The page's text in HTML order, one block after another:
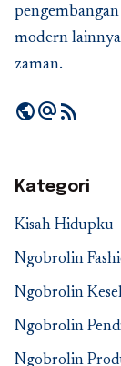
modern
zaman.
publicalternate_emailrss_feed
Kategori
Kisah Hidupku
Ngobrolin
Ngobrolin
Ngobrolin
Ngobrolin